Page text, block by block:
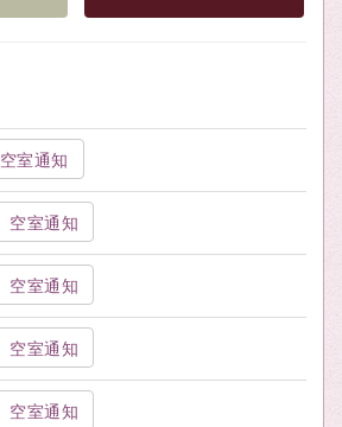
空室通知
空室通知
空室通知
空室通知
空室通知